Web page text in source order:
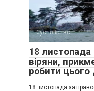
Суспільство
18
віряни,
робити цього
18 листопада за